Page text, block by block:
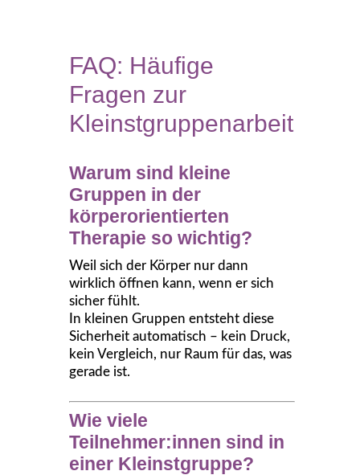
FAQ: Häufige
Fragen zur
Kleinstgruppenarbeit
Warum sind kleine
Gruppen in der
körperorientierten
Therapie so wichtig?
Weil sich der Körper nur dann
wirklich öffnen kann, wenn er sich
sicher fühlt.
In kleinen Gruppen entsteht diese
Sicherheit automatisch – kein Druck,
kein Vergleich, nur Raum für das, was
gerade ist.
Wie viele
Teilnehmer:innen sind in
einer Kleinstgruppe?